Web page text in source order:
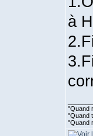
à
"Quand
"Quand
"Quand